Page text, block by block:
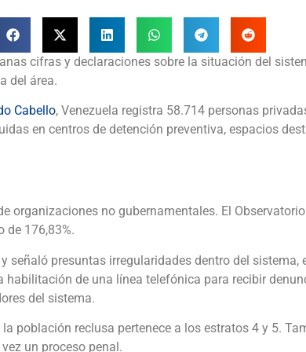
cifras y declaraciones sobre la situación del
del área.
Cabello, Venezuela registra 58.714 personas
en centros de detención preventiva, espacios
organizaciones no gubernamentales. El
de 176,83%.
señaló presuntas irregularidades dentro del
de una línea telefónica para recibir
del sistema.
población reclusa pertenece a los estratos 4 y 5.
un proceso penal.